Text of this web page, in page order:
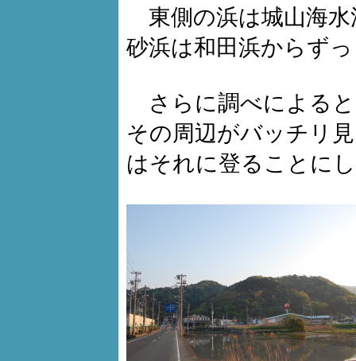
東側の浜は城山海水
砂浜は和田浜からず
さらに調べによる
その周辺がバッチリ
はそれに登ることに